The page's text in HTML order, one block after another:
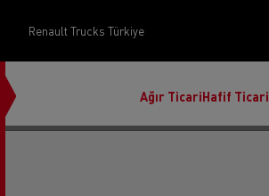
Renault Trucks Türkiye
Ağır TicariHafif Ticari